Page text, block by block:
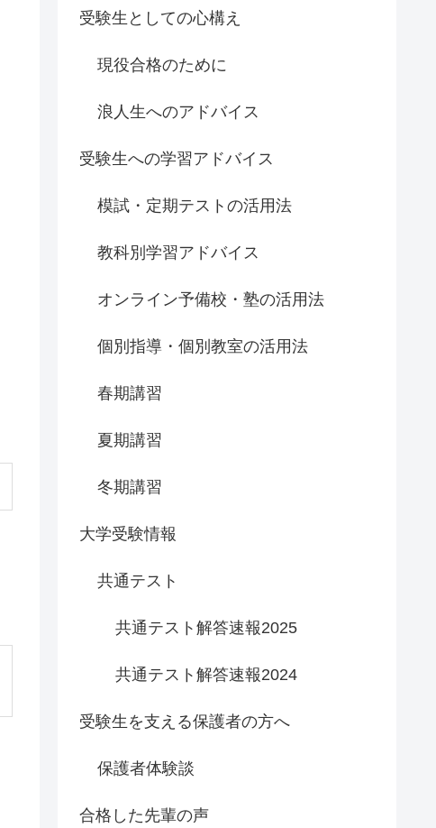
受験生としての心構え
現役合格のために
浪人生へのアドバイス
受験生への学習アドバイス
模試・定期テストの活用法
教科別学習アドバイス
オンライン予備校・塾の活用法
個別指導・個別教室の活用法
春期講習
夏期講習
冬期講習
大学受験情報
共通テスト
共通テスト解答速報2025
共通テスト解答速報2024
受験生を支える保護者の方へ
保護者体験談
合格した先輩の声